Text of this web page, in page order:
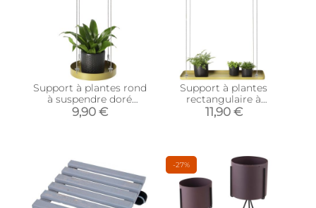
Support à plantes rond
à suspendre doré
(Diamètre de 14 cm)
9,90 €
Support à plantes
rectangulaire à
suspendre doré
(Longueur de 58 cm)
11,90 €
-27%